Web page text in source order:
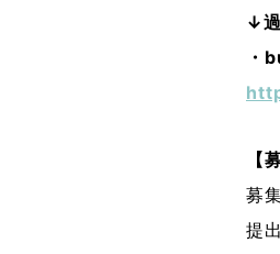
↓
・
【
募
提